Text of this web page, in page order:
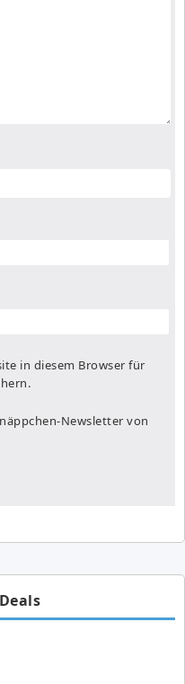
in diesem Browser für
Newsletter von